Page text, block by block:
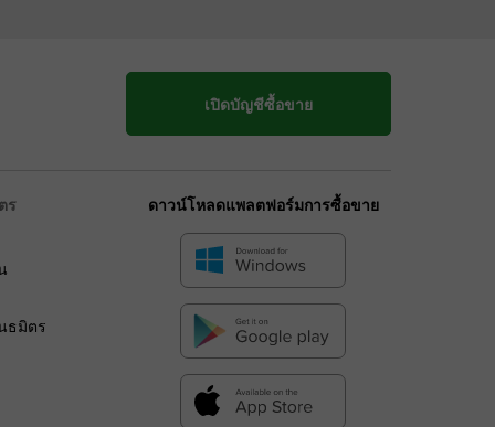
เปิดบัญชีซื้อขาย
ร
ธมิตร
ดาวน์โหลดแพลตฟอร์มการซื้อขาย